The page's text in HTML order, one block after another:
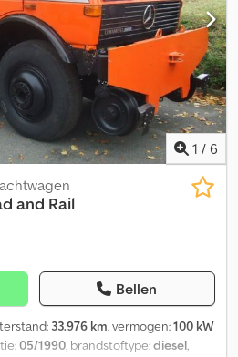
Totalgewicht:9.300 Kg
1.570 Kg. Innenmassen Mulde:L-200
6x Hydraulische
Seilwinde Kran:Hiab III B-3 Hiduo
Capacität:3.20 Mtr.:3.300
Kg.,7.80 Mtr.:1.240 Kg.,9.80
und Zwischenverkauf
1 / 6
and Rail
Bellen
33.976 km, vermogen:100 kW
05/1990, brandstoftype:diesel,